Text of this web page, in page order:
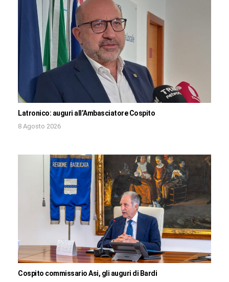
Latronico: auguri all’Ambasciatore Cospito
8 Agosto 2026
Cospito commissario Asi, gli auguri di Bardi